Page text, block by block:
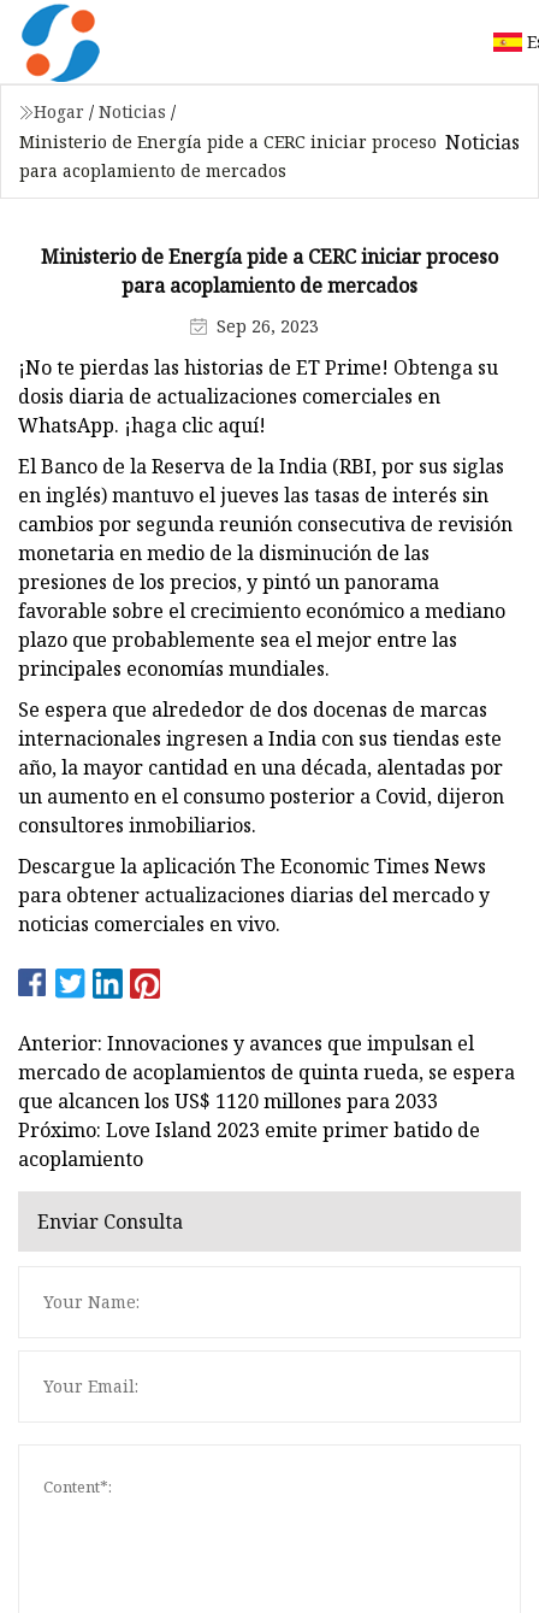
Hogar / Noticias /
Ministerio de Energía pide a CERC iniciar proceso
para acoplamiento de mercados
Noticias
Ministerio de Energía pide a CERC iniciar proceso
para acoplamiento de mercados
Sep 26, 2023
¡No te pierdas las historias de ET Prime! Obtenga su
dosis diaria de actualizaciones comerciales en
WhatsApp. ¡haga clic aquí!
El Banco de la Reserva de la India (RBI, por sus siglas
en inglés) mantuvo el jueves las tasas de interés sin
cambios por segunda reunión consecutiva de revisión
monetaria en medio de la disminución de las
presiones de los precios, y pintó un panorama
favorable sobre el crecimiento económico a mediano
plazo que probablemente sea el mejor entre las
principales economías mundiales.
Se espera que alrededor de dos docenas de marcas
internacionales ingresen a India con sus tiendas este
año, la mayor cantidad en una década, alentadas por
un aumento en el consumo posterior a Covid, dijeron
consultores inmobiliarios.
Descargue la aplicación The Economic Times News
para obtener actualizaciones diarias del mercado y
noticias comerciales en vivo.
Anterior: Innovaciones y avances que impulsan el
mercado de acoplamientos de quinta rueda, se espera
que alcancen los US$ 1120 millones para 2033
Próximo: Love Island 2023 emite primer batido de
acoplamiento
Enviar Consulta